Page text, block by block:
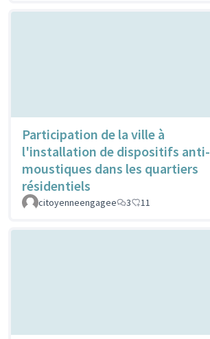
Participation de la ville à
l'installation de dispositifs anti-
moustiques dans les quartiers
résidentiels
citoyenneengagee 3 11